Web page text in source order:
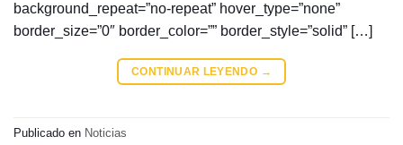
background_repeat=”no-repeat” hover_type=”none”
border_size=”0″ border_color=”” border_style=”solid” […]
CONTINUAR LEYENDO →
Publicado en Noticias